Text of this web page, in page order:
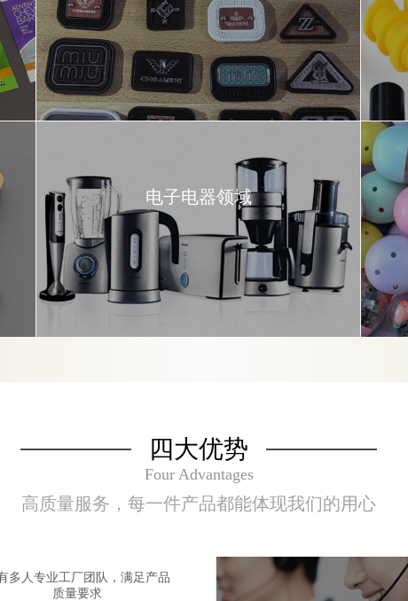
电子电器领域
四大优势
Four Advantages
高质量服务，每一件产品都能体现我们的用心
多人专业工厂团队，满足产品
质量要求